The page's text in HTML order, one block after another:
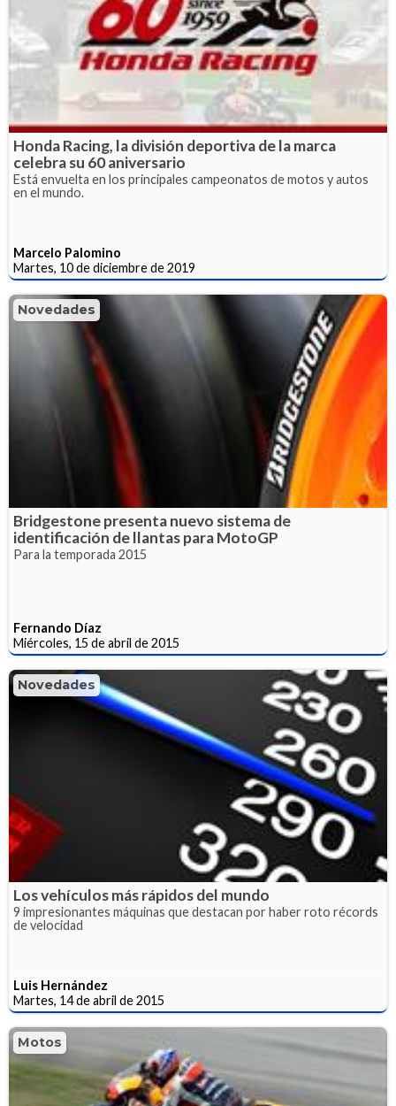
Honda Racing, la división deportiva de la marca
celebra su 60 aniversario
Está envuelta en los principales campeonatos de motos y autos
en el mundo.
Marcelo Palomino
Martes, 10 de diciembre de 2019
Novedades
Bridgestone presenta nuevo sistema de
identificación de llantas para MotoGP
Para la temporada 2015
Fernando Díaz
Miércoles, 15 de abril de 2015
Novedades
Los vehículos más rápidos del mundo
9 impresionantes máquinas que destacan por haber roto récords
de velocidad
Luis Hernández
Martes, 14 de abril de 2015
Motos